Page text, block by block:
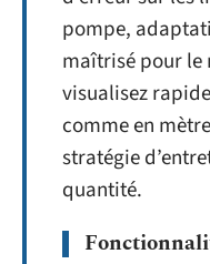
pompe,
maîtrisé pour le
visualisez
comme en
stratégie
quantité.